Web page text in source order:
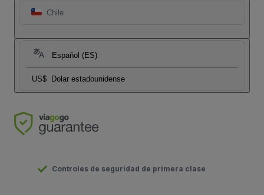
Chile
Español (ES)
US$ Dolar estadounidense
Controles de seguridad de primera clase